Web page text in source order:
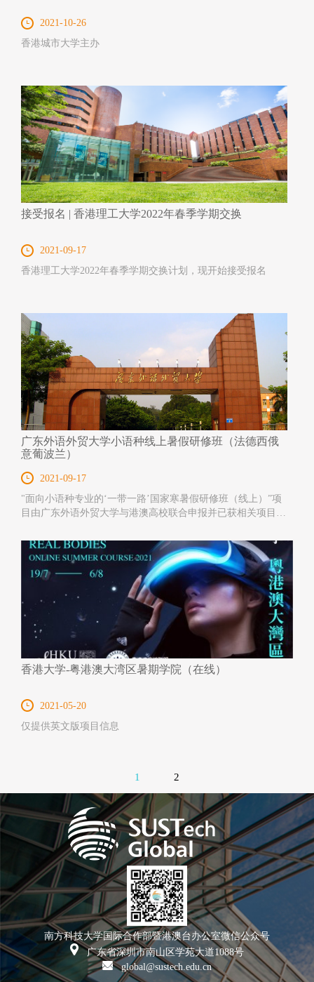
2021-10-26
香港城市大学主办
接受报名 | 香港理工大学2022年春季学期交换
2021-09-17
香港理工大学2022年春季学期交换计划，现开始接受报名
广东外语外贸大学小语种线上暑假研修班（法德西俄
意葡波兰）
2021-09-17
"面向小语种专业的‘一带一路’国家寒暑假研修班（线上）”项
目由广东外语外贸大学与港澳高校联合申报并已获相关项目立
模式，采取线上教学与多媒体沉浸式异国文化体验相结合的方
式，让学员们在感受法语、德语、西班牙语、俄语、意大利
语、葡萄牙语、波兰语等小语种魅力的同时，了解目的国的历
史 与文化，培养跨文化学习思维。
香港大学-粤港澳大湾区暑期学院（在线）
2021-05-20
仅提供英文版项目信息
1 2
南方科技大学国际合作部暨港澳台办公室微信公众号
广东省深圳市南山区学苑大道1088号
global@sustech.edu.cn